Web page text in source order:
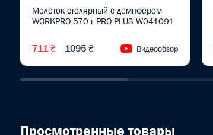
Молоток столярный с демпфером
WORKPRO 570 г PRO PLUS W041091
711 ₴ 1095 ₴ Видеообзор
Просмотренные товары